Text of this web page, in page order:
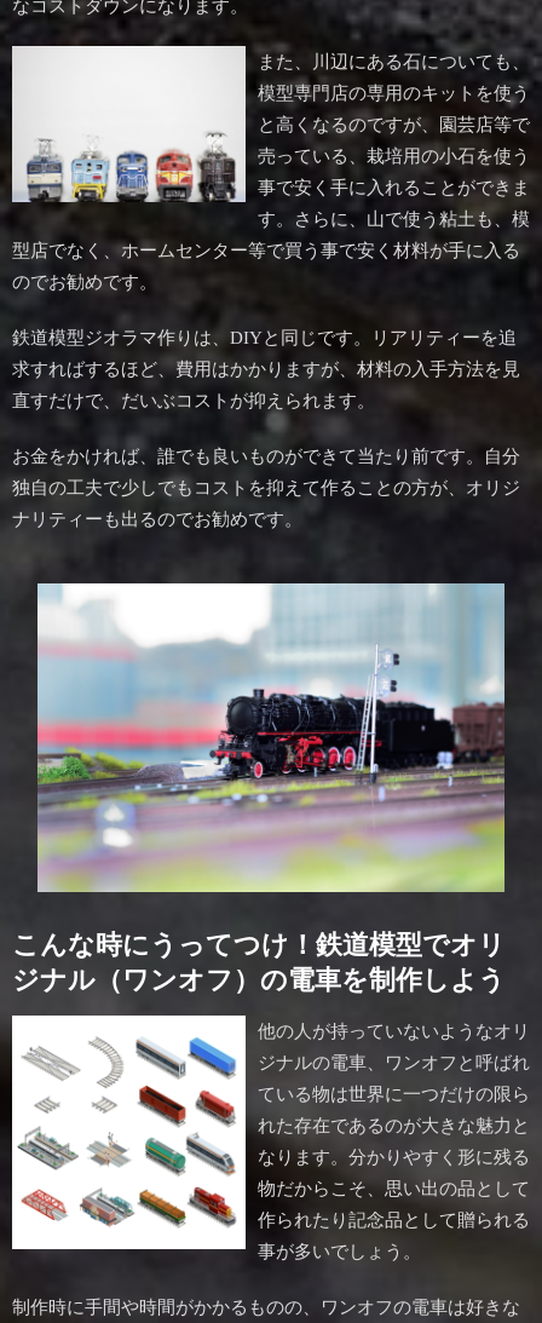
なコストダウンになります。
また、川辺にある石についても、
模型専門店の専用のキットを使う
と高くなるのですが、園芸店等で
売っている、栽培用の小石を使う
事で安く手に入れることができま
す。さらに、山で使う粘土も、模
型店でなく、ホームセンター等で買う事で安く材料が手に入る
のでお勧めです。
鉄道模型ジオラマ作りは、DIYと同じです。リアリティーを追
求すればするほど、費用はかかりますが、材料の入手方法を見
直すだけで、だいぶコストが抑えられます。
お金をかければ、誰でも良いものができて当たり前です。自分
独自の工夫で少しでもコストを抑えて作ることの方が、オリジ
ナリティーも出るのでお勧めです。
こんな時にうってつけ！鉄道模型でオリ
ジナル（ワンオフ）の電車を制作しよう
他の人が持っていないようなオリ
ジナルの電車、ワンオフと呼ばれ
ている物は世界に一つだけの限ら
れた存在であるのが大きな魅力と
なります。分かりやすく形に残る
物だからこそ、思い出の品として
作られたり記念品として贈られる
事が多いでしょう。
制作時に手間や時間がかかるものの、ワンオフの電車は好きな